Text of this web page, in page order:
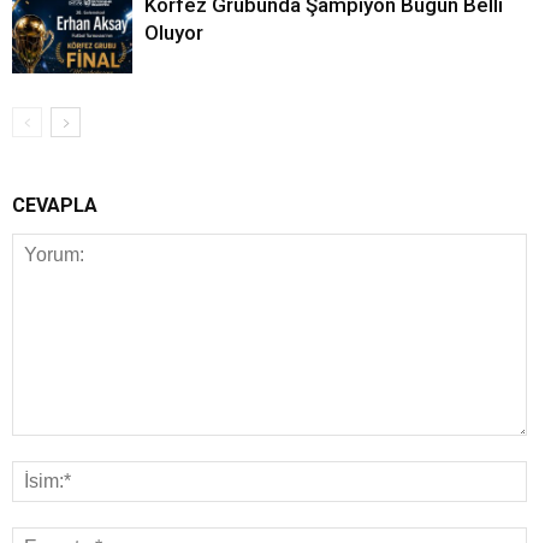
Oluyor
CEVAPLA